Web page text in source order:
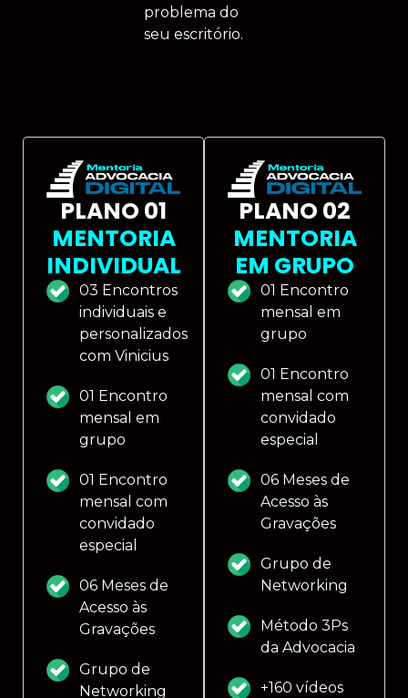
problema do
seu escritório.
PLANO 01
MENTORIA
INDIVIDUAL
03 Encontros
individuais e
personalizados
com Vinicius
01 Encontro
mensal em
grupo
01 Encontro
mensal com
convidado
especial
06 Meses de
Acesso às
Gravações
Grupo de
Networking
PLANO 02
MENTORIA
EM GRUPO
01 Encontro
mensal em
grupo
01 Encontro
mensal com
convidado
especial
06 Meses de
Acesso às
Gravações
Grupo de
Networking
Método 3Ps
da Advocacia
+160 vídeos